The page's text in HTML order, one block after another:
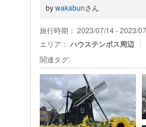
bywakabunさん
旅行時期： 2023/07/14 - 2023/
エリア： ハウステンボス周辺
関連タグ: